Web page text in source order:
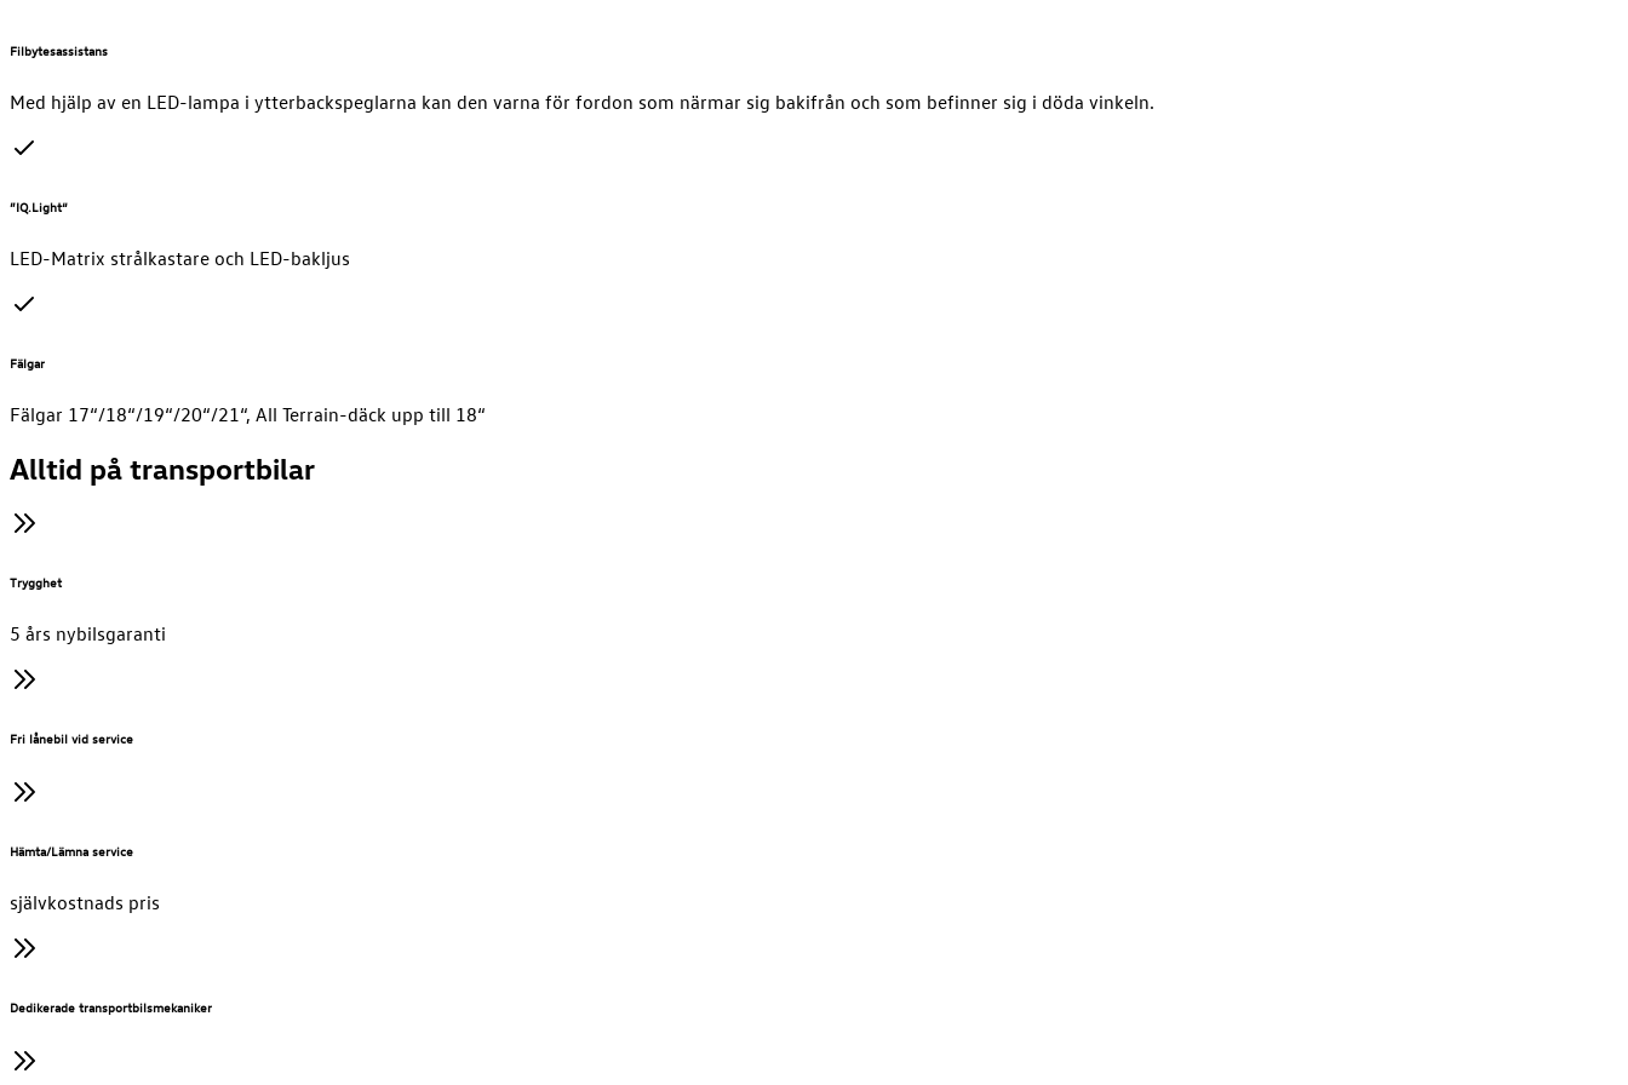
Filbytesassistans
Med hjälp av en LED-lampa i ytterbackspeglarna kan den varna för fordon som närmar sig bakifrån och som befinner sig i döda vinkeln.
”IQ.Light“
LED-Matrix strålkastare och LED-bakljus
Fälgar
Fälgar 17“/18“/19“/20“/21“, All Terrain-däck upp till 18“
Alltid på transportbilar
Trygghet
5 års nybilsgaranti
Fri lånebil vid service
Hämta/Lämna service
självkostnads pris
Dedikerade transportbilsmekaniker